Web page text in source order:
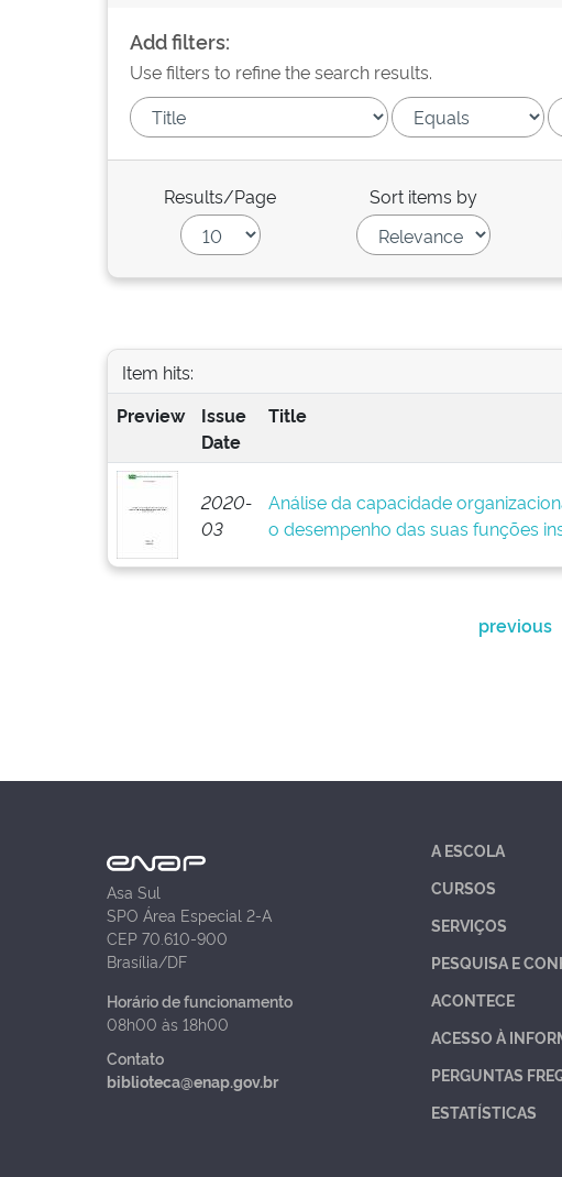
Add filters:
Use filters to refine the search results.
Results/Page Sort items by
Item hits:
Preview
Issue
Date
Title
2020-
03
Análise da capacidade
o desempenho das suas funções
previous
Asa Sul
SPO Área Especial 2-A
CEP 70.610-900
Brasília/DF
Horário de funcionamento
08h00 às 18h00
Contato
biblioteca@enap.gov.br
A ESCOLA
CURSOS
SERVIÇOS
PESQUISA E
ACONTECE
ACESSO À
PERGUNTAS
ESTATÍSTICAS